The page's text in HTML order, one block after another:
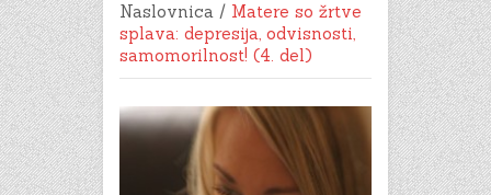
Naslovnica / Matere so žrtve
splava: depresija, odvisnosti,
samomorilnost! (4. del)